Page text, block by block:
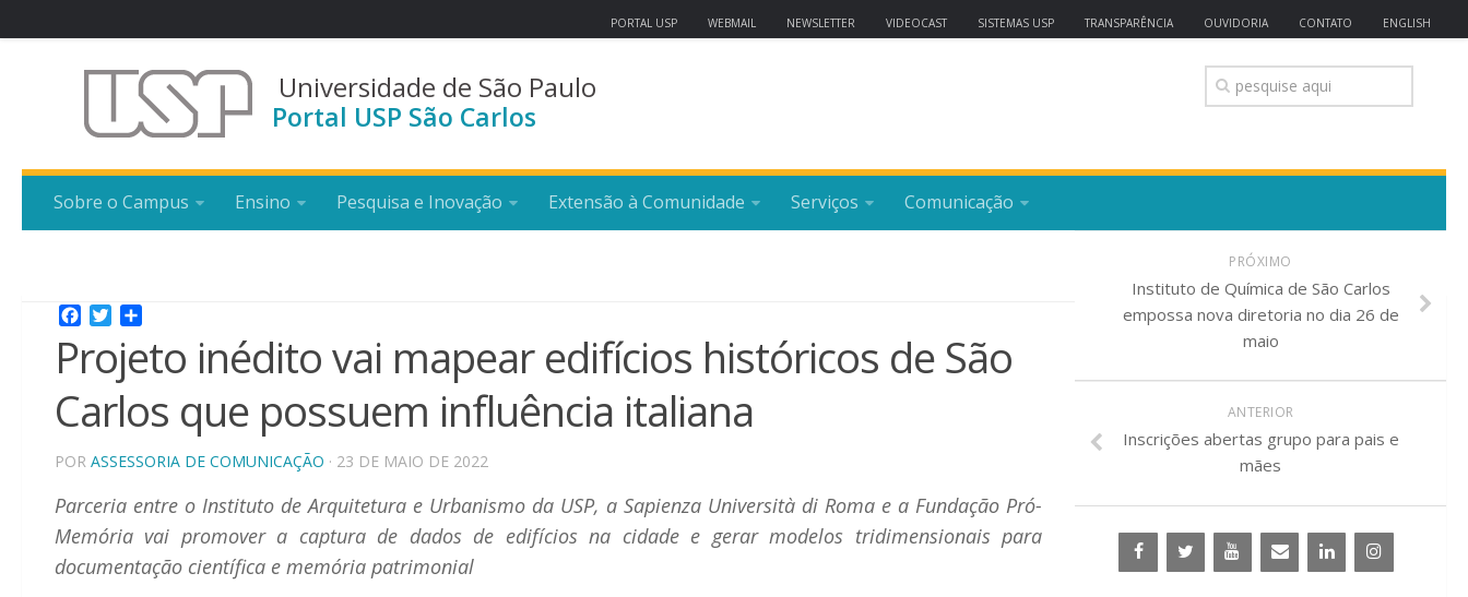
PORTAL USP WEBMAIL NEWSLETTER VIDEOCAST SISTEMAS USP TRANSPARÊNCIA OUVIDORIA CONTATO ENGLISH
Universidade de São Paulo
Portal USP São Carlos
Sobre o Campus Ensino Pesquisa e Inovação Extensão à Comunidade Serviços Comunicação
Facebook
Twitter
Projeto inédito vai mapear edifícios históricos de São
Carlos que possuem influência italiana
POR ASSESSORIA DE COMUNICAÇÃO · 23 DE MAIO DE 2022
Parceria entre o Instituto de Arquitetura e Urbanismo da USP, a Sapienza Università di Roma e a Fundação Pró-
Memória vai promover a captura de dados de edifícios na cidade e gerar modelos tridimensionais para
documentação científica e memória patrimonial
PRÓXIMO
Instituto de Química de São Carlos
empossa nova diretoria no dia 26 de
maio
ANTERIOR
Inscrições abertas grupo para pais e
mães